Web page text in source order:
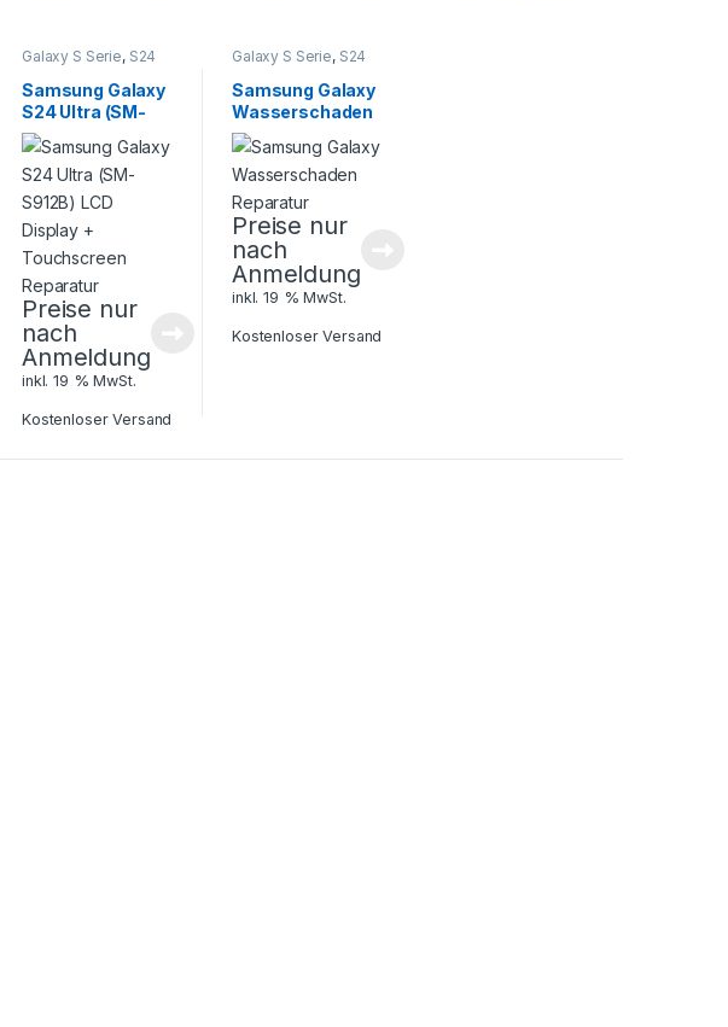
Galaxy S Serie, S24
,
Smartphone
Reparatur
Samsung Galaxy
S24 Ultra (SM-
S912B) LCD
Display +
Touchscreen
Reparatur
Preise nur
nach
Anmeldung
inkl. 19 % MwSt.
Kostenloser Versand
Galaxy S Serie, S24
,
Smartphone
Reparatur
Samsung Galaxy
Wasserschaden
Reparatur
Preise nur
nach
Anmeldung
inkl. 19 % MwSt.
Kostenloser Versand